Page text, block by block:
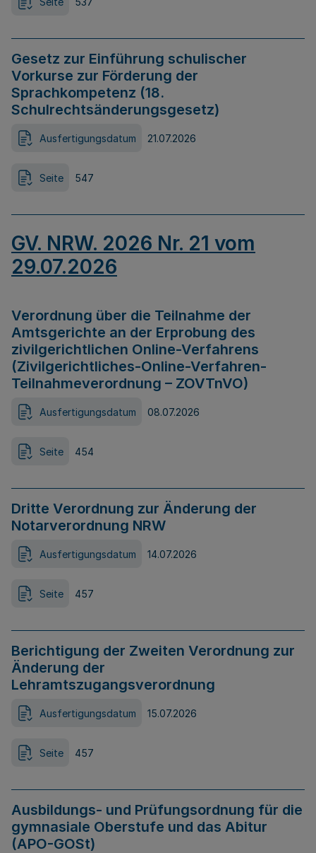
Gesetz zur Einführung schulischer
Vorkurse zur Förderung der
Sprachkompetenz (18.
Schulrechtsänderungsgesetz)
Ausfertigungsdatum 21.07.2026
Seite 547
GV. NRW. 2026 Nr. 21 vom
29.07.2026
Verordnung über die Teilnahme der
Amtsgerichte an der Erprobung des
zivilgerichtlichen Online-Verfahrens
(Zivilgerichtliches-Online-Verfahren-
Teilnahmeverordnung – ZOVTnVO)
Ausfertigungsdatum 08.07.2026
Seite 454
Dritte Verordnung zur Änderung der
Notarverordnung NRW
Ausfertigungsdatum 14.07.2026
Seite 457
Berichtigung der Zweiten Verordnung zur
Änderung der
Lehramtszugangsverordnung
Ausfertigungsdatum 15.07.2026
Seite 457
Ausbildungs- und Prüfungsordnung für die
gymnasiale Oberstufe und das Abitur
(APO-GOSt)